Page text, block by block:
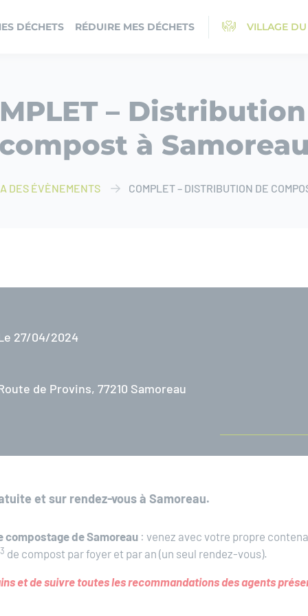
DÉCHETS RÉDUIRE MES DÉCHETS VILLAGE
–
compost à
DES ÉVÈNEMENTS COMPLET – DISTRIBUTION DE
27/04/2024
de Provins, 77210 Samoreau
et sur rendez-vous à Samoreau.
compostage de Samoreau : venez avec votre propre
3 de compost par foyer et par an (un seul rendez-vous).
et de suivre toutes les recommandations des agents